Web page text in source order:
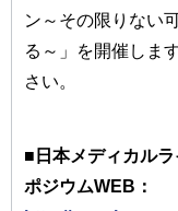
ン～その限りない
る～」を開催しま
さい。
■日本メディカル
ポジウムWEB：